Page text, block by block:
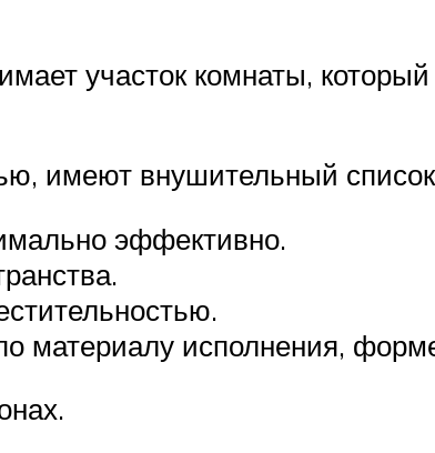
участок комнаты,
имеют внушительный список
эффективно.
материалу исполнения,